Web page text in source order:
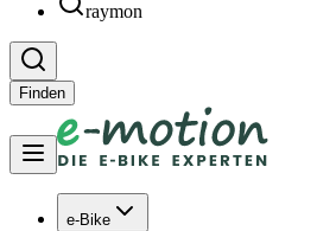
raymon
Finden
e-Bike